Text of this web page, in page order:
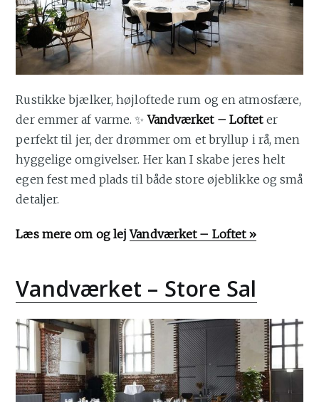
Rustikke bjælker, højloftede rum og en atmosfære,
der emmer af varme. ✨Vandværket – Lofteter
perfekt til jer, der drømmer om et bryllup i rå, men
hyggelige omgivelser. Her kan I skabe jeres helt
egen fest med plads til både store øjeblikke og små
detaljer.
Læs mere om og lejVandværket – Loftet »
Vandværket – Store Sal